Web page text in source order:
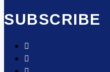
SUBSCRIBE